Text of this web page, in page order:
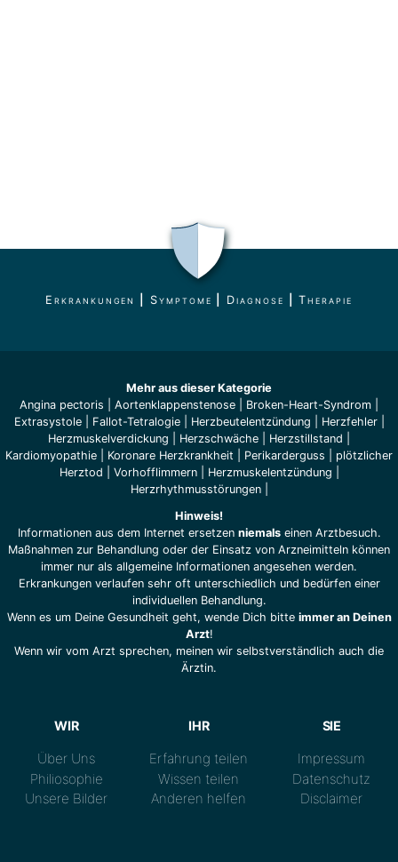
Erkrankungen Symptome Diagnose |Therapie
Mehr aus dieser Kategorie
Angina pectoris
Aortenklappenstenose Broken-Heart-Syndrom
Extrasystole| Fallot-Tetralogie| Herzbeutelentzündung Herzfehler|
Herzmuskelverdickung
Herzschwäche Herzstillstand
Kardiomyopathie
Koronare Herzkrankheit Perikarderguss
plötzlicher
Herztod
Vorhofflimmern| Herzmuskelentzündung
Herzrhythmusstörungen|
Hinweis!
Informationen aus dem Internet ersetzen niemalseinen Arztbesuch.
Maßnahmen zur Behandlung oder der Einsatz von Arzneimitteln können
immer nur als allgemeine Informationen angesehen werden.
Erkrankungen verlaufen sehr oft unterschiedlich und bedürfen einer
individuellen Behandlung.
Wenn es um Deine Gesundheit geht, wende Dich bitte immer an Deinen
Arzt!
Wenn wir vom Arzt sprechen, meinen wir selbstverständlich auch die
Ärztin.
WIR
Über Uns
Philiosophie
Unsere Bilder
IHR
Erfahrung teilen
Wissen teilen
Anderen helfen
SIE
Impressum
Datenschutz
Disclaimer